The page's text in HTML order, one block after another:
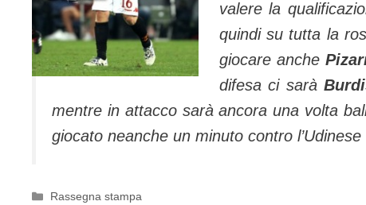
valere la
quindi su tutta la
giocare anche
difesa ci sarà
mentre in attacco sarà ancora una volta
giocato neanche un minuto contro l’Udinese
Categorie
Rassegna stampa